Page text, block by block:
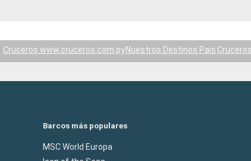
Cruceros www.cruceros.com.py Nuestros Destinos País
Barcos más populares
MSC World Europa